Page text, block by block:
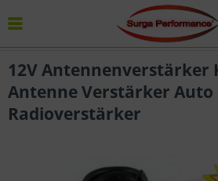
Antennenverstärker
12V Antennenverstärker
Antenne Verstärker Auto
Radioverstärker